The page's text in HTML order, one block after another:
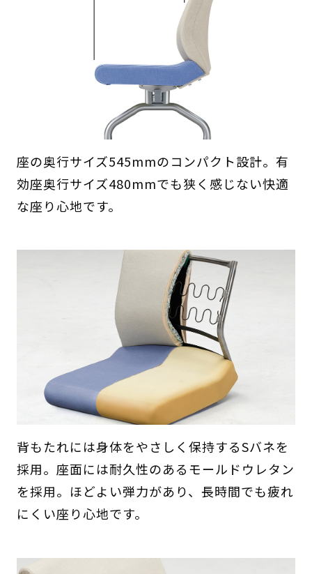
座の奥行サイズ545mmのコンパクト設計。有
効座奥行サイズ480mmでも狭く感じない快適
な座り心地です。
背もたれには身体をやさしく保持するSバネを
採用。座面には耐久性のあるモールドウレタン
を採用。ほどよい弾力があり、長時間でも疲れ
にくい座り心地です。